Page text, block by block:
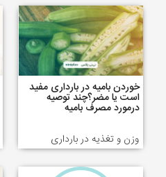
خوردن بامیه در بارداری مفید
است یا مضر؟چند توصیه
درمورد مصرف بامیه
وزن و تغذیه در بارداری